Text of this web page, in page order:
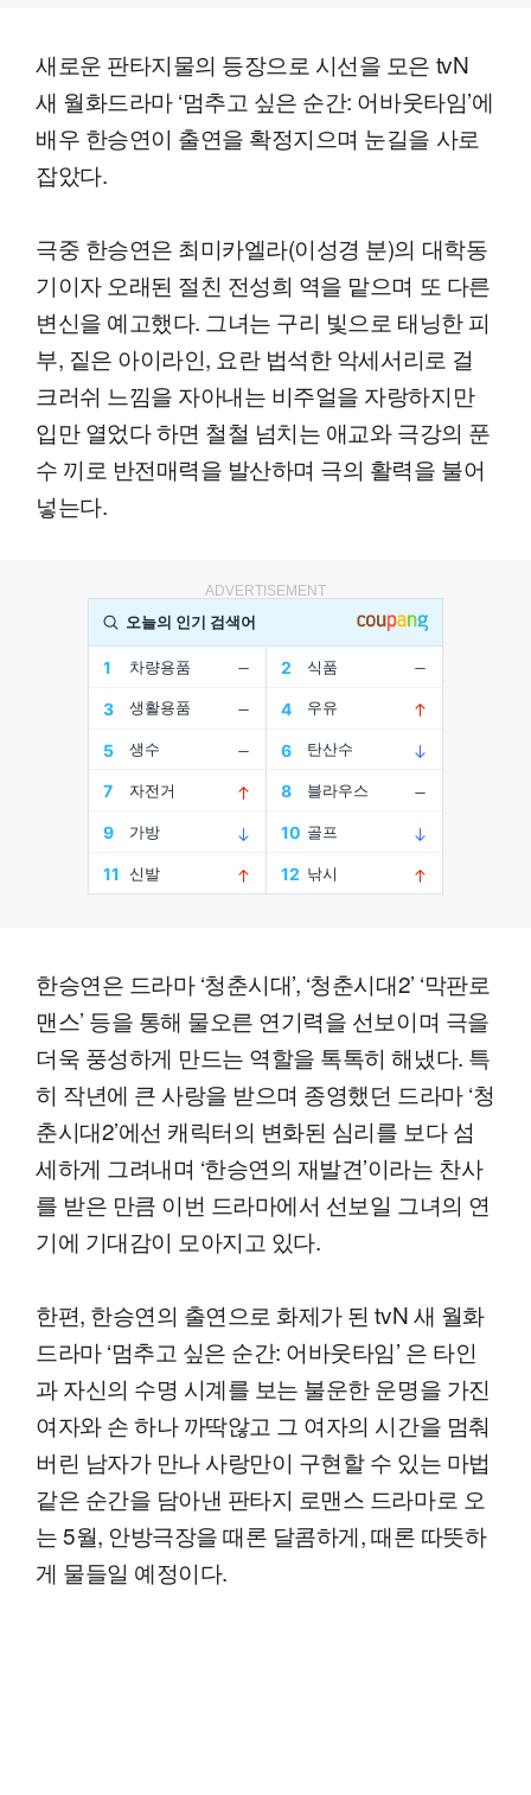
새로운 판타지물의 등장으로 시선을 모은 tvN
새 월화드라마 ‘멈추고 싶은 순간: 어바웃타임’에
배우 한승연이 출연을 확정지으며 눈길을 사로
잡았다.
극중 한승연은 최미카엘라(이성경 분)의 대학동
기이자 오래된 절친 전성희 역을 맡으며 또 다른
변신을 예고했다. 그녀는 구리 빛으로 태닝한 피
부, 짙은 아이라인, 요란 법석한 악세서리로 걸
크러쉬 느낌을 자아내는 비주얼을 자랑하지만
입만 열었다 하면 철철 넘치는 애교와 극강의 푼
수 끼로 반전매력을 발산하며 극의 활력을 불어
넣는다.
ADVERTISEMENT
한승연은 드라마 ‘청춘시대’, ‘청춘시대2’ ‘막판로
맨스’ 등을 통해 물오른 연기력을 선보이며 극을
더욱 풍성하게 만드는 역할을 톡톡히 해냈다. 특
히 작년에 큰 사랑을 받으며 종영했던 드라마 ‘청
춘시대2’에선 캐릭터의 변화된 심리를 보다 섬
세하게 그려내며 ‘한승연의 재발견’이라는 찬사
를 받은 만큼 이번 드라마에서 선보일 그녀의 연
기에 기대감이 모아지고 있다.
한편, 한승연의 출연으로 화제가 된 tvN 새 월화
드라마 ‘멈추고 싶은 순간: 어바웃타임’ 은 타인
과 자신의 수명 시계를 보는 불운한 운명을 가진
여자와 손 하나 까딱않고 그 여자의 시간을 멈춰
버린 남자가 만나 사랑만이 구현할 수 있는 마법
같은 순간을 담아낸 판타지 로맨스 드라마로 오
는 5월, 안방극장을 때론 달콤하게, 때론 따뜻하
게 물들일 예정이다.